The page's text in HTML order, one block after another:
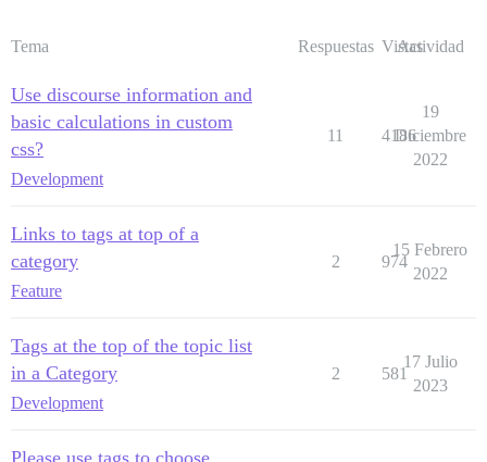
Tema Respuestas Vistas
Actividad
Use discourse information and
basic calculations in custom
css?
Development
11 4186
19
Diciembre
2022
Links to tags at top of a
category
Feature
2 974
15 Febrero
2022
Tags at the top of the topic list
in a Category
Development
2 581
17 Julio
2023
Please use tags to choose